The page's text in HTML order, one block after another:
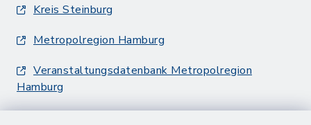
Kreis Steinburg
Metropolregion Hamburg
Veranstaltungsdatenbank Metropolregion
Hamburg